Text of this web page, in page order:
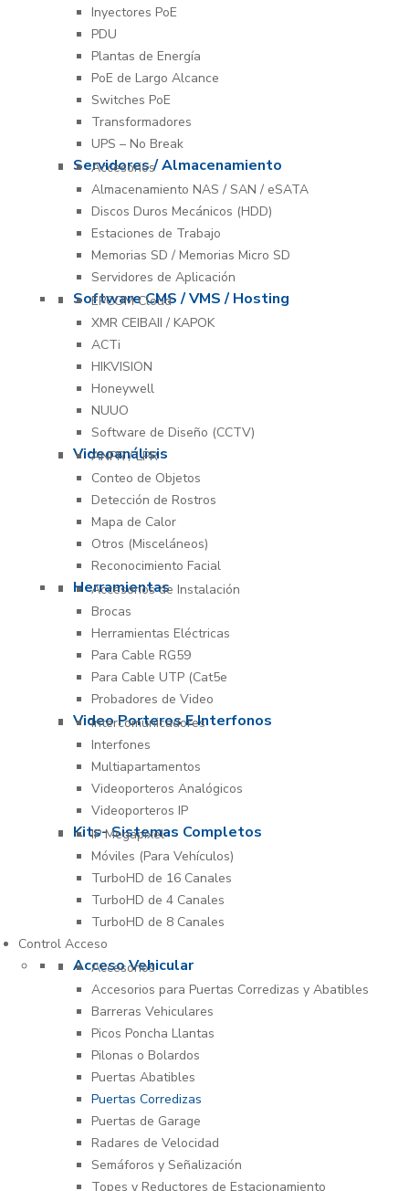
Inyectores PoE
PDU
Plantas de Energía
PoE de Largo Alcance
Switches PoE
Transformadores
UPS – No Break
Servidores / Almacenamiento
Accesorios
Almacenamiento NAS / SAN / eSATA
Discos Duros Mecánicos (HDD)
Estaciones de Trabajo
Memorias SD / Memorias Micro SD
Servidores de Aplicación
Software CMS / VMS / Hosting
EPCOM Cloud
XMR CEIBAII / KAPOK
ACTi
HIKVISION
Honeywell
NUUO
Software de Diseño (CCTV)
Videoanálisis
ANPR / LPR
Conteo de Objetos
Detección de Rostros
Mapa de Calor
Otros (Misceláneos)
Reconocimiento Facial
Herramientas
Accesorios de Instalación
Brocas
Herramientas Eléctricas
Para Cable RG59
Para Cable UTP (Cat5e
Probadores de Video
Video Porteros E Interfonos
Intercomunicadores
Interfones
Multiapartamentos
Videoporteros Analógicos
Videoporteros IP
Kits- Sistemas Completos
IP Megapixel
Móviles (Para Vehículos)
TurboHD de 16 Canales
TurboHD de 4 Canales
TurboHD de 8 Canales
Control Acceso
Acceso Vehicular
Accesorios
Accesorios para Puertas Corredizas y Abatibles
Barreras Vehiculares
Picos Poncha Llantas
Pilonas o Bolardos
Puertas Abatibles
Puertas Corredizas
Puertas de Garage
Radares de Velocidad
Semáforos y Señalización
Topes y Reductores de Estacionamiento